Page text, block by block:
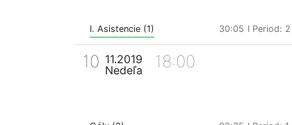
I. Asistencie (1) 30:05 I Period: 2
10 11.2019
Nedeľa
18:00